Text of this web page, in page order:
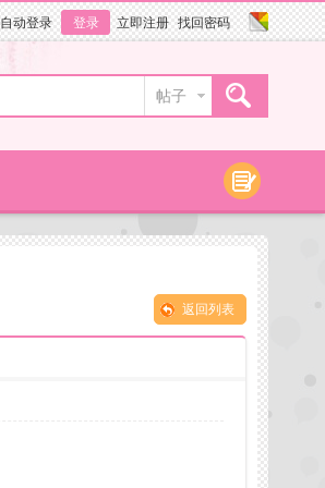
自动登录 登录 立即注册 找回密码
帖子
返回列表